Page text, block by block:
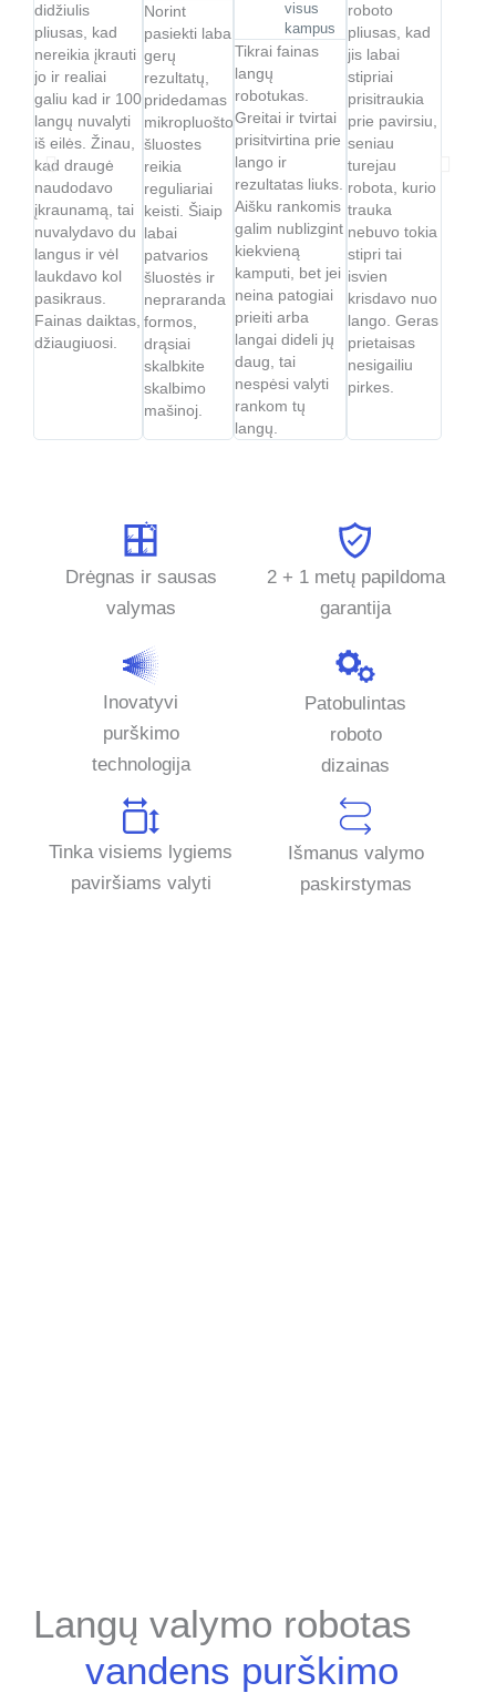
didžiulis
pliusas, kad
nereikia įkrauti
jo ir realiai
galiu kad ir 100
langų nuvalyti
iš eilės. Žinau,
kad draugė
naudodavo
įkraunamą, tai
nuvalydavo du
langus ir vėl
laukdavo kol
pasikraus.
Fainas daiktas,
džiaugiuosi.
Norint
pasiekti laba
gerų
rezultatų,
pridedamas
mikropluošto
šluostes
reikia
reguliariai
keisti. Šiaip
labai
patvarios
šluostės ir
nepraranda
formos,
drąsiai
skalbkite
skalbimo
mašinoj.
visus
kampus
Tikrai fainas
langų
robotukas.
Greitai ir tvirtai
prisitvirtina prie
lango ir
rezultatas liuks.
Aišku rankomis
galim nublizgint
kiekvieną
kamputi, bet jei
neina patogiai
prieiti arba
langai dideli jų
daug, tai
nespėsi valyti
rankom tų
langų.
roboto
pliusas, kad
jis labai
stipriai
prisitraukia
prie pavirsiu,
seniau
turejau
robota, kurio
trauka
nebuvo tokia
stipri tai
isvien
krisdavo nuo
lango. Geras
prietaisas
nesigailiu
pirkes.
Drėgnas ir sausas
valymas
Inovatyvi
purškimo
technologija
Tinka visiems lygiems
paviršiams valyti
2 + 1 metų papildoma
garantija
Patobulintas
roboto
dizainas
Išmanus valymo
paskirstymas
Langų valymo robotas
vandens purškimo